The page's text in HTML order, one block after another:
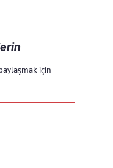
için